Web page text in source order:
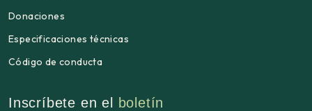
Donaciones
Especificaciones técnicas
Código de conducta
Inscríbete en el boletín